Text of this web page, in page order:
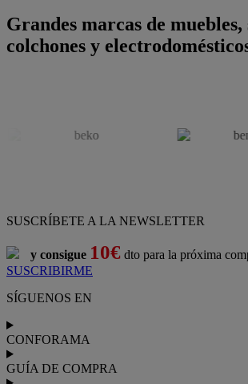
Grandes marcas de muebles,
colchones y
SUSCRÍBETE A LA NEWSLETTER
y consigue 10€ dto para la próxima
SUSCRIBIRME
SÍGUENOS EN
CONFORAMA
GUÍA DE COMPRA